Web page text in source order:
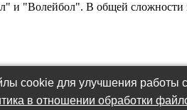
и "Волейбол". В общей сложности
Попов
.Политика обработки
cookie для улучшения работы
в отношении обработки